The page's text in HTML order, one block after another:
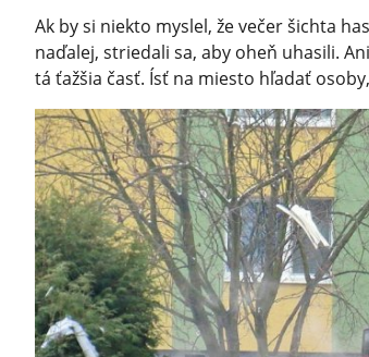
Ak by si niekto myslel, že večer šichta
naďalej, striedali sa, aby oheň uhasili.
tá ťažšia časť. Ísť na miesto hľadať